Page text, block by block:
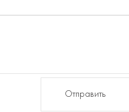
Отправить